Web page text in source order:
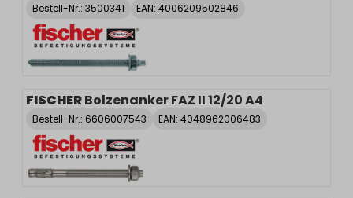
Bestell-Nr.: 3500341 EAN: 4006209502846
FISCHERBolzenanker FAZ II 12/20 A4
Bestell-Nr.: 6606007543 EAN: 4048962006483